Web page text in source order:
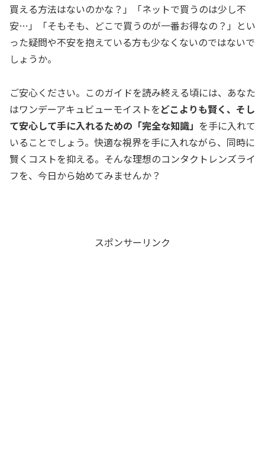
買える方法はないのかな？」「ネットで買うのは少し不
安…」「そもそも、どこで買うのが一番お得なの？」とい
った疑問や不安を抱えている方も少なくないのではないで
しょうか。
ご安心ください。このガイドを読み終える頃には、あなた
はワンデーアキュビューモイストをどこよりも賢く、そし
て安心して手に入れるための「完全な知識」 を手に入れて
いることでしょう。快適な視界を手に入れながら、同時に
賢くコストを抑える。そんな理想のコンタクトレンズライ
フを、今日から始めてみませんか？
スポンサーリンク